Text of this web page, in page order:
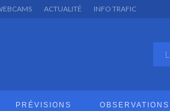
ACTUALITÉ INFO TRAFIC
PRÉVISIONS OBSERVATIONS